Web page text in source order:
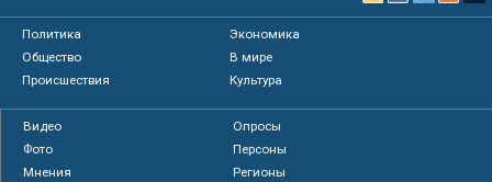
Политика
Экономика
Общество
В мире
Происшествия
Культура
Видео
Опросы
Фото
Персоны
Мнения
Регионы